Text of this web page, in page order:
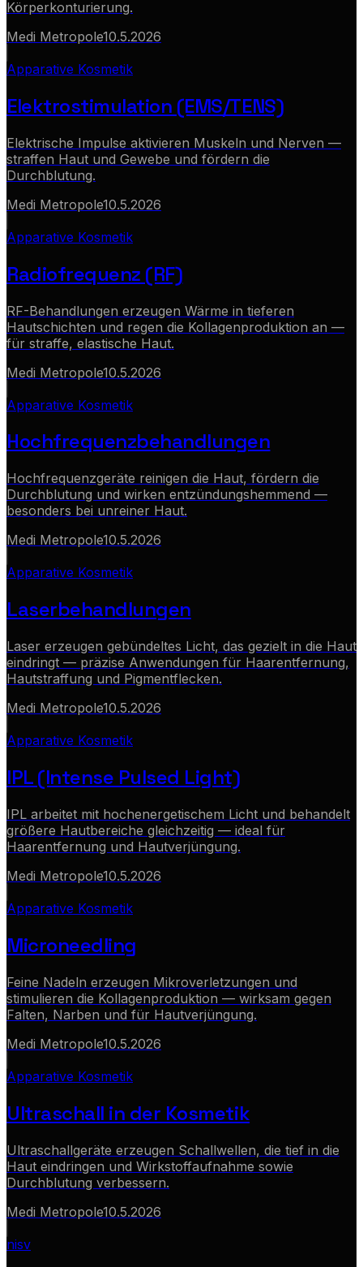
Körperkonturierung.
Medi Metropole10.5.2026
Apparative Kosmetik
Elektrostimulation (EMS/TENS)
Elektrische Impulse aktivieren Muskeln und Nerven —
straffen Haut und Gewebe und fördern die
Durchblutung.
Medi Metropole10.5.2026
Apparative Kosmetik
Radiofrequenz (RF)
RF-Behandlungen erzeugen Wärme in tieferen
Hautschichten und regen die Kollagenproduktion an —
für straffe, elastische Haut.
Medi Metropole10.5.2026
Apparative Kosmetik
Hochfrequenzbehandlungen
Hochfrequenzgeräte reinigen die Haut, fördern die
Durchblutung und wirken entzündungshemmend —
besonders bei unreiner Haut.
Medi Metropole10.5.2026
Apparative Kosmetik
Laserbehandlungen
Laser erzeugen gebündeltes Licht, das gezielt in die Haut
eindringt — präzise Anwendungen für Haarentfernung,
Hautstraffung und Pigmentflecken.
Medi Metropole10.5.2026
Apparative Kosmetik
IPL (Intense Pulsed Light)
IPL arbeitet mit hochenergetischem Licht und behandelt
größere Hautbereiche gleichzeitig — ideal für
Haarentfernung und Hautverjüngung.
Medi Metropole10.5.2026
Apparative Kosmetik
Microneedling
Feine Nadeln erzeugen Mikroverletzungen und
stimulieren die Kollagenproduktion — wirksam gegen
Falten, Narben und für Hautverjüngung.
Medi Metropole10.5.2026
Apparative Kosmetik
Ultraschall in der Kosmetik
Ultraschallgeräte erzeugen Schallwellen, die tief in die
Haut eindringen und Wirkstoffaufnahme sowie
Durchblutung verbessern.
Medi Metropole10.5.2026
nisv